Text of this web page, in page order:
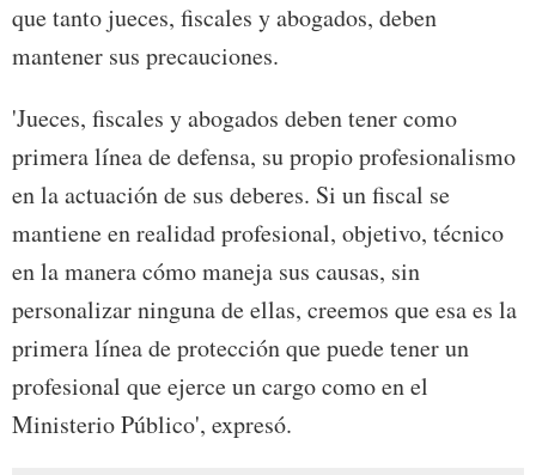
que tanto jueces, fiscales y abogados, deben
mantener sus precauciones.
'Jueces, fiscales y abogados deben tener como
primera línea de defensa, su propio profesionalismo
en la actuación de sus deberes. Si un fiscal se
mantiene en realidad profesional, objetivo, técnico
en la manera cómo maneja sus causas, sin
personalizar ninguna de ellas, creemos que esa es la
primera línea de protección que puede tener un
profesional que ejerce un cargo como en el
Ministerio Público', expresó.